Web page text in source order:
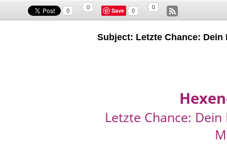
0
0 Save 0
0
Subject: Letzte Chance:
Letzte Chance: